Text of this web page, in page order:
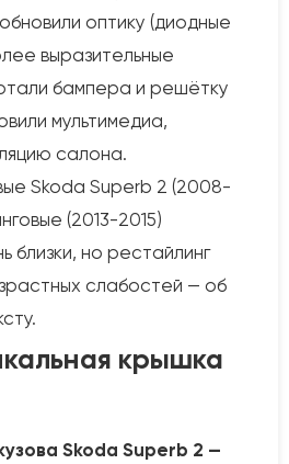
оптику (диодные
выразительные
бампера и решётку
мультимедиа,
салона.
Skoda Superb 2 (2008-
(2013-2015)
близки, но рестайлинг
слабостей — об
крышка
Skoda Superb 2 —